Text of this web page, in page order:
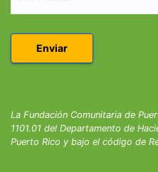
La Fundación Comunitaria de
1101.01 del Departamento de
Puerto Rico y bajo el código de